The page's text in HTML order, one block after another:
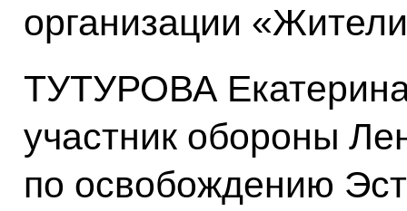
организации
ТУТУРОВА
участник обороны
по освобождению